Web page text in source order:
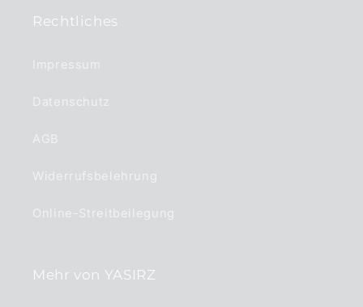
Rechtliches
Impressum
Datenschutz
AGB
Widerrufsbelehrung
Online-Streitbeilegung
Mehr von YASIRZ